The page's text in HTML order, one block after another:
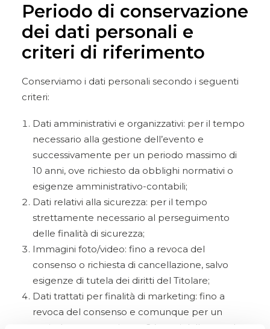
Periodo di conservazione
dei dati personali e
criteri di riferimento
Conserviamo i dati personali secondo i seguenti
criteri:
Dati amministrativi e organizzativi: per il tempo
necessario alla gestione dell’evento e
successivamente per un periodo massimo di
10 anni, ove richiesto da obblighi normativi o
esigenze amministrativo-contabili;
Dati relativi alla sicurezza: per il tempo
strettamente necessario al perseguimento
delle finalità di sicurezza;
Immagini foto/video: fino a revoca del
consenso o richiesta di cancellazione, salvo
esigenze di tutela dei diritti del Titolare;
Dati trattati per finalità di marketing: fino a
revoca del consenso e comunque per un